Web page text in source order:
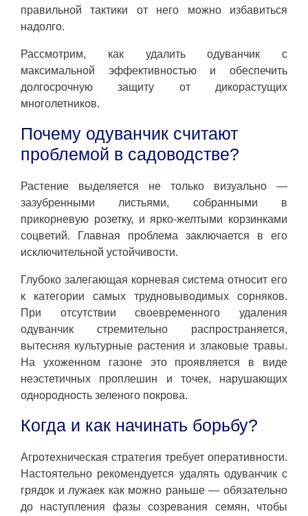
правильной тактики от него можно избавиться
надолго.
Рассмотрим, как удалить одуванчик с
максимальной эффективностью и обеспечить
долгосрочную защиту от дикорастущих
многолетников.
Почему одуванчик считают
проблемой в садоводстве?
Растение выделяется не только визуально —
зазубренными листьями, собранными в
прикорневую розетку, и ярко-желтыми корзинками
соцветий. Главная проблема заключается в его
исключительной устойчивости.
Глубоко залегающая корневая система относит его
к категории самых трудновыводимых сорняков.
При отсутствии своевременного удаления
одуванчик стремительно распространяется,
вытесняя культурные растения и злаковые травы.
На ухоженном газоне это проявляется в виде
неэстетичных проплешин и точек, нарушающих
однородность зеленого покрова.
Когда и как начинать борьбу?
Агротехническая стратегия требует оперативности.
Настоятельно рекомендуется удалять одуванчик с
грядок и лужаек как можно раньше — обязательно
до наступления фазы созревания семян, чтобы